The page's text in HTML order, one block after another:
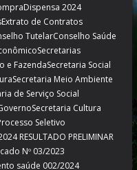
2024
Extrato de Contratos
TutelarConselho Saúde
Secretarias
e FazendaSecretaria Social
Secretaria Meio Ambiente
de Serviço Social
Secretaria Cultura
Seletivo
RESULTADO PRELIMINAR
Nº 03/2023
saúde 002/2024